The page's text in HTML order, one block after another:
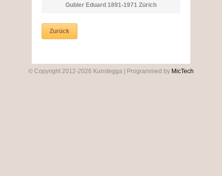
Gubler Eduard 1891-1971 Zürich
Zurück
© Copyright 2012-2026 Kunstegga | Programmed by MicTech